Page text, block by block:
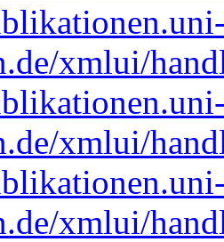
xmlui/
xmlui/
xmlui/